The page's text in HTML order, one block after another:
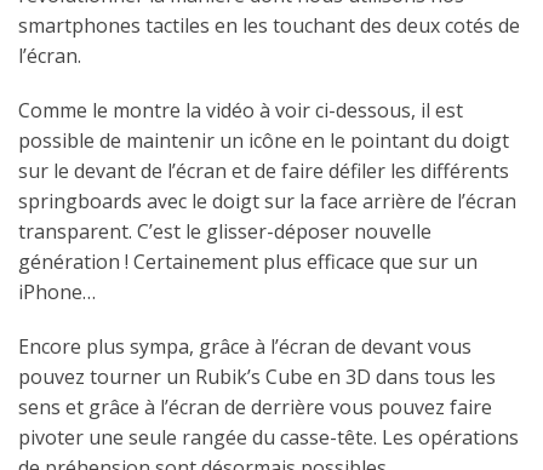
smartphones tactiles en les touchant des deux cotés de
l’écran.
Comme le montre la vidéo à voir ci-dessous, il est
possible de maintenir un icône en le pointant du doigt
sur le devant de l’écran et de faire défiler les différents
springboards avec le doigt sur la face arrière de l’écran
transparent. C’est le glisser-déposer nouvelle
génération ! Certainement plus efficace que sur un
iPhone…
Encore plus sympa, grâce à l’écran de devant vous
pouvez tourner un Rubik’s Cube en 3D dans tous les
sens et grâce à l’écran de derrière vous pouvez faire
pivoter une seule rangée du casse-tête. Les opérations